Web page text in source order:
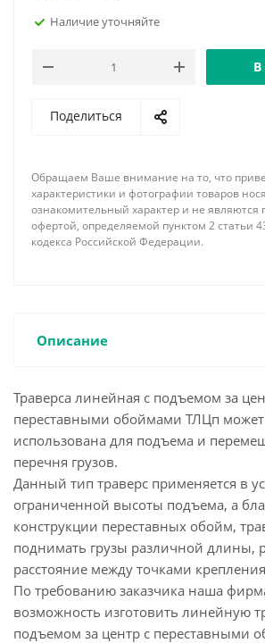
наличию в конструкции
длины, регулируя расстояние
возможность изготовить линейную
соответствующей комплектации
элементами и грузозахватными
учетом всех пожеланий и
поднимаемого груза. При заказе
Наличие уточняйте
В
Поделиться
Обращаем Ваше внимание на то, что
характеристики и фотографии товаров
ознакомительный характер и не являются
офертой, определяемой пунктом 2 статьи
кодекса Российской Федерации.
Описание
Траверса линейная с подъемом за
переставными обоймами ТЛЦп
использована для подъема и
перечня грузов.
Данный тип траверс применяется в
ограниченной высоты подъема, а
конструкции переставных обойм,
поднимать грузы различной длины,
расстояние между точками
По требованию заказчика наша
возможность изготовить линейную
подъемом за центр с переставными